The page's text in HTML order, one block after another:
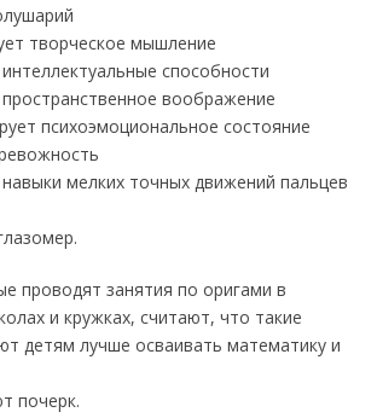
творческое мышление
способности
воображение
психоэмоциональное состояние
мелких точных движений пальцев
проводят занятия по оригами в
и кружках, считают, что такие
детям лучше осваивать математику и
почерк.